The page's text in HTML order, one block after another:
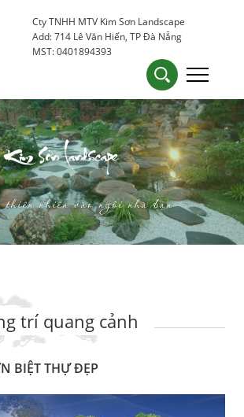
kimsondn84@gmail.com
53 15 25Cty TNHH MTV Kim Sơn Landscape
Add: 714 Lê Văn Hiến, TP Đà Nẵng
MST: 0401894393
Kim Sơn Landscape
nhiên vào ngôi nhà bạn
trí quang cảnh
BIỆT THỰ ĐẸP